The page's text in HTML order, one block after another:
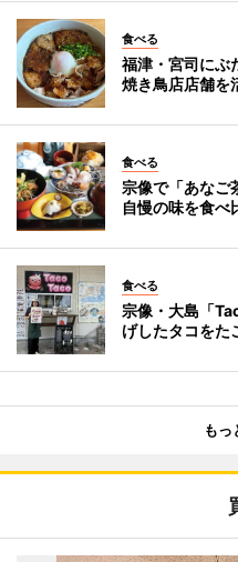
食べる
福津・宮司に
焼き鳥店店舗を
食べる
宗像で「あな
自慢の味を食べ
食べる
宗像・大島「
げしたタコをた
もっ